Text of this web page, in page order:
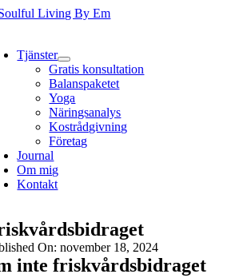
Fortsätt
Tjänster
Gratis konsultation
Balanspaketet
Yoga
Näringsanalys
Kostrådgivning
Företag
Journal
Om mig
Kontakt
On: november 18, 2024
inte friskvårdsbidraget